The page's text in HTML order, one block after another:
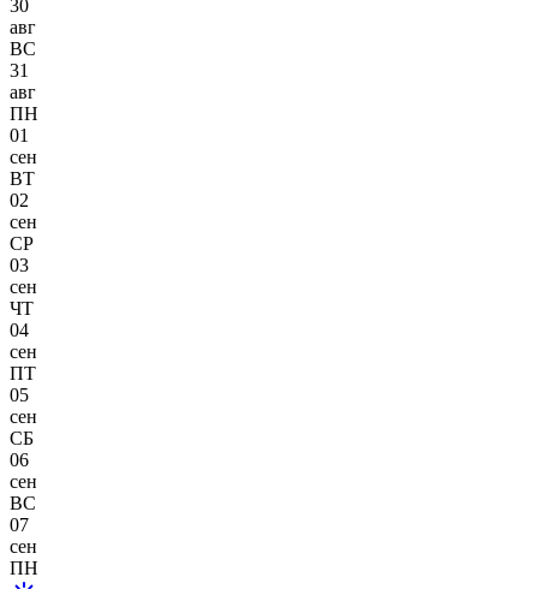
30
авг
ВС
31
авг
ПН
01
сен
ВТ
02
сен
СР
03
сен
ЧТ
04
сен
ПТ
05
сен
СБ
06
сен
ВС
07
сен
ПН